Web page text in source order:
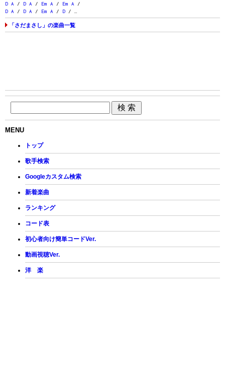
D A / D A / Em A / Em A /
D A / D A / Em A / D / …
「さだまさし」の楽曲一覧
MENU
トップ
歌手検索
Googleカスタム検索
新着楽曲
ランキング
コード表
初心者向け簡単コードVer.
動画視聴Ver.
洋 楽